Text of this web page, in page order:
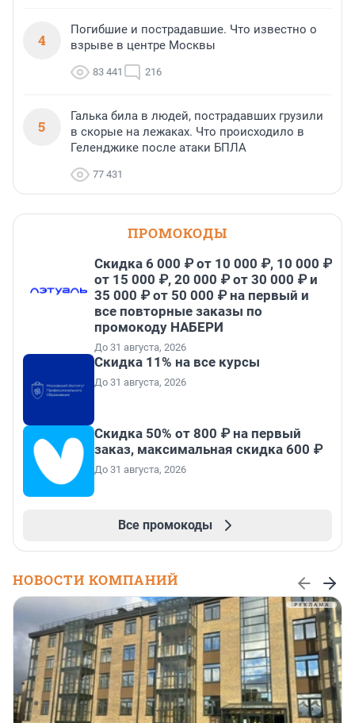
4
Погибшие и пострадавшие. Что известно о
взрыве в центре Москвы
83 441 216
5
Галька била в людей, пострадавших грузили
в скорые на лежаках. Что происходило в
Геленджике после атаки БПЛА
77 431
ПРОМОКОДЫ
Скидка 6 000 ₽ от 10 000 ₽, 10 000 ₽
от 15 000 ₽, 20 000 ₽ от 30 000 ₽ и
35 000 ₽ от 50 000 ₽ на первый и
все повторные заказы по
промокоду НАБЕРИ
До 31 августа, 2026
Скидка 11% на все курсы
До 31 августа, 2026
Скидка 50% от 800 ₽ на первый
заказ, максимальная скидка 600 ₽
До 31 августа, 2026
Все промокоды
НОВОСТИ КОМПАНИЙ